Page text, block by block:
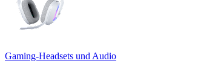
Gaming-Headsets und Audio